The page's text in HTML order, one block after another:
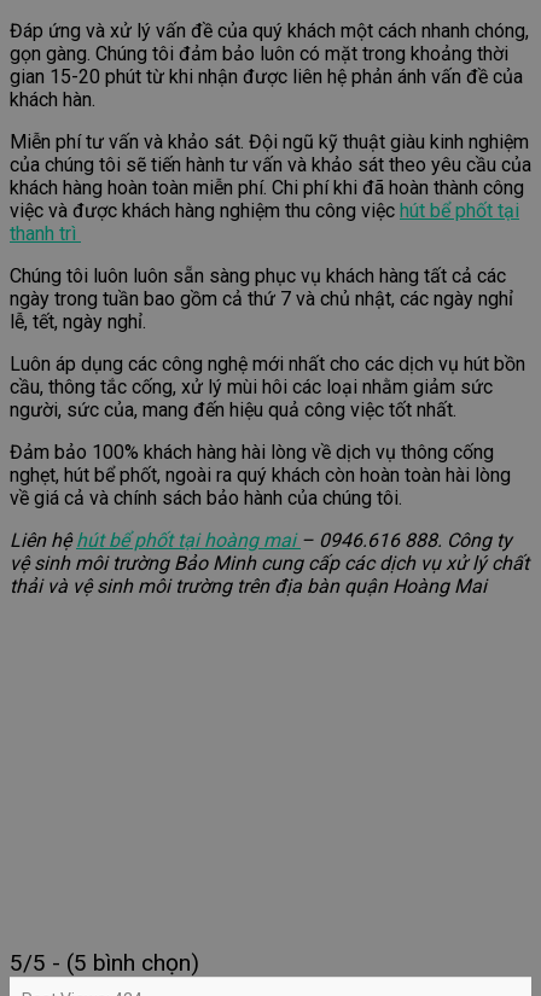
Đáp ứng và xử lý vấn đề của quý khách một cách nhanh chóng,
gọn gàng. Chúng tôi đảm bảo luôn có mặt trong khoảng thời
gian 15-20 phút từ khi nhận được liên hệ phản ánh vấn đề của
khách hàn.
Miễn phí tư vấn và khảo sát. Đội ngũ kỹ thuật giàu kinh nghiệm
của chúng tôi sẽ tiến hành tư vấn và khảo sát theo yêu cầu của
khách hàng hoàn toàn miễn phí. Chi phí khi đã hoàn thành công
việc và được khách hàng nghiệm thu công việc hút bể phốt tại
thanh trì
Chúng tôi luôn luôn sẵn sàng phục vụ khách hàng tất cả các
ngày trong tuần bao gồm cả thứ 7 và chủ nhật, các ngày nghỉ
lễ, tết, ngày nghỉ.
Luôn áp dụng các công nghệ mới nhất cho các dịch vụ hút bồn
cầu, thông tắc cống, xử lý mùi hôi các loại nhằm giảm sức
người, sức của, mang đến hiệu quả công việc tốt nhất.
Đảm bảo 100% khách hàng hài lòng về dịch vụ thông cống
nghẹt, hút bể phốt, ngoài ra quý khách còn hoàn toàn hài lòng
về giá cả và chính sách bảo hành của chúng tôi.
Liên hệhút bể phốt tại hoàng mai – 0946.616 888. Công ty
vệ sinh môi trường Bảo Minh cung cấp các dịch vụ xử lý chất
thải và vệ sinh môi trường trên địa bàn quận Hoàng Mai
5/5 - (5 bình chọn)